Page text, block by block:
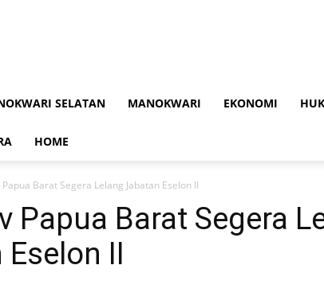
SELATAN MANOKWARI EKONOMI
HOME
Barat Segera Lelang Jabatan Eselon II
Papua Barat Segera
II